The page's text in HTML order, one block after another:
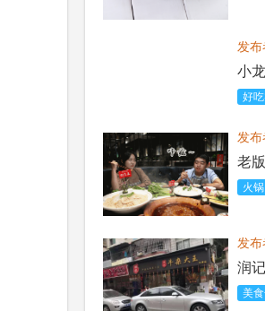
发布
小
好
发
老
火
发
润
美